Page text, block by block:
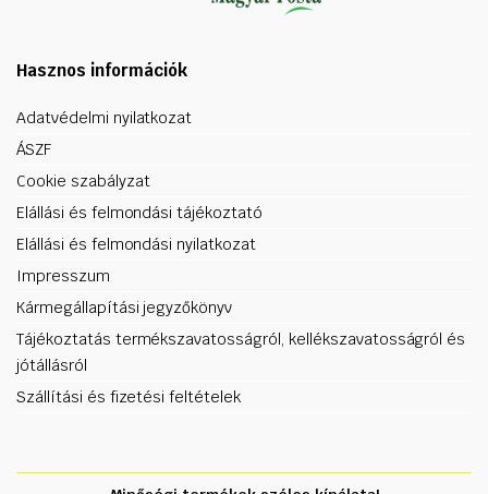
Hasznos információk
Adatvédelmi nyilatkozat
ÁSZF
Cookie szabályzat
Elállási és felmondási tájékoztató
Elállási és felmondási nyilatkozat
Impresszum
Kármegállapítási jegyzőkönyv
Tájékoztatás termékszavatosságról, kellékszavatosságról és
jótállásról
Szállítási és fizetési feltételek